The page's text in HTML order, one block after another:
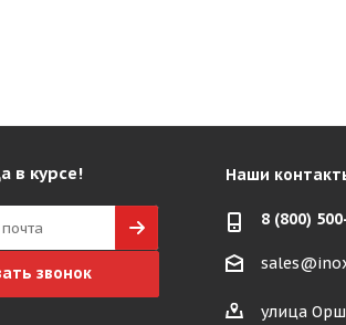
в курсе!
звонок
Наши
8 (800)
улица